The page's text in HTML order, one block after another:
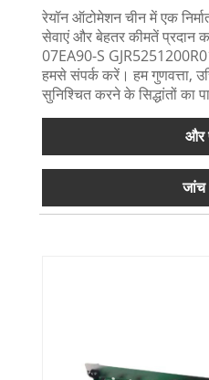
रेयॉन ऑटोमेशन चीन में एक
सेवाएं और बेहतर कीमतें प्रदान
07EA90-S
हमसे संपर्क करें। हम गुणवत्ता,
सुनिश्चित करने के सिद्धांतों का
और